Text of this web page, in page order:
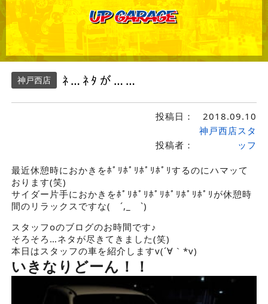
神戸西店 ﾈ…ﾈﾀが……
投稿日： 2018.09.10
投稿者：
神戸西店スタ
ッフ
最近休憩時におかきをﾎﾟﾘﾎﾟﾘﾎﾟﾘﾎﾟﾘするのにハマッて
おります(笑)
サイダー片手におかきをﾎﾟﾘﾎﾟﾘﾎﾟﾘﾎﾟﾘﾎﾟﾘﾎﾟﾘが休憩時
間のリラックスですな( ´,_ゝ`)
スタッフoのブログのお時間です♪
そろそろ…ネタが尽きてきました(笑)
本日はスタッフの車を紹介しますv(´∀｀*v)
いきなりどーん！！